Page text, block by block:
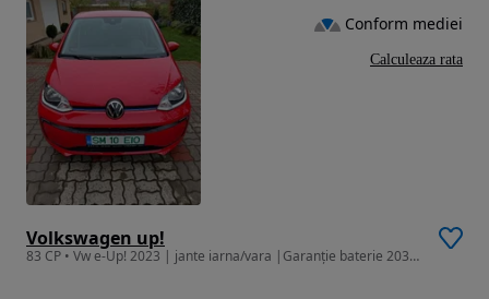
Volkswagen up!
83 CP • Vw e-Up! 2023 | jante iarna/vara |Garanție baterie 2031 | Pachet Iarn
Conform mediei
Calculeaza rata